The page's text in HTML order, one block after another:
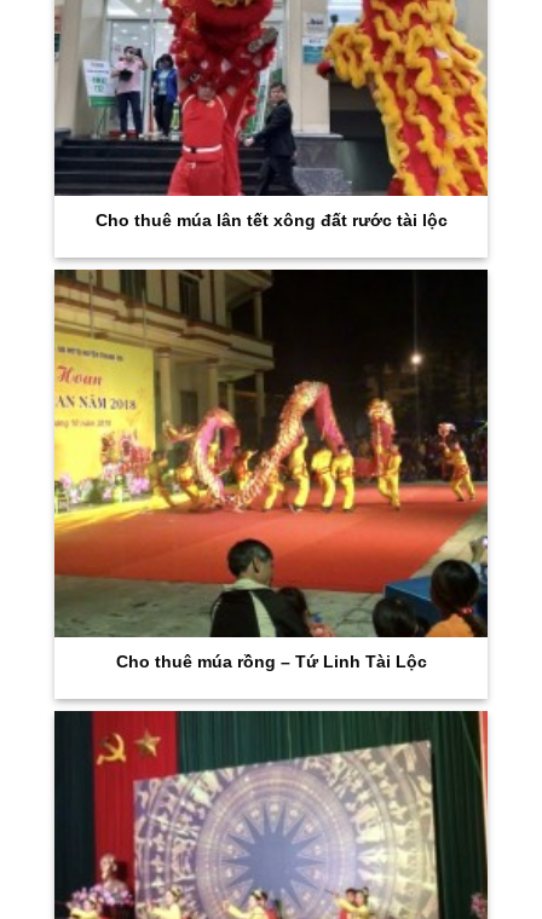
Cho thuê múa lân tết xông đất rước tài lộc
Cho thuê múa rồng – Tứ Linh Tài Lộc